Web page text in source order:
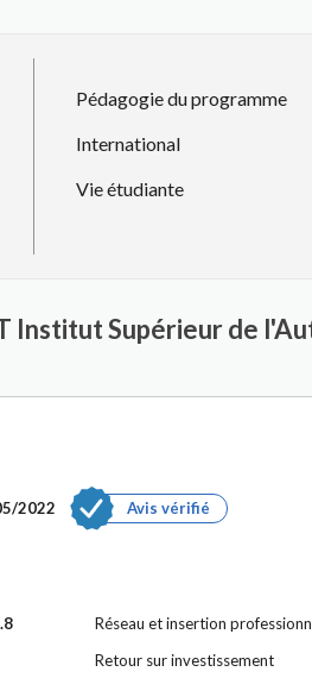
Pédagogie du programme
International
Vie étudiante
Institut Supérieur de
2022 Avis vérifié
Réseau et insertion
Retour sur investissement